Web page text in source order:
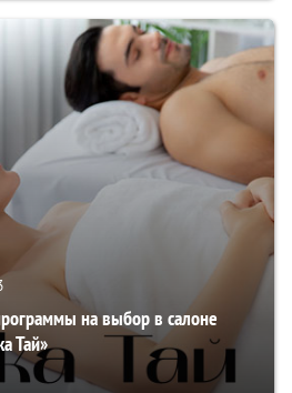
на выбор в салоне
Тай»